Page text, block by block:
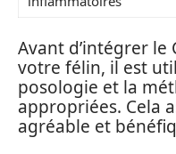
Avant d’intégrer le
votre félin, il est
posologie et la
appropriées. Cela
agréable et